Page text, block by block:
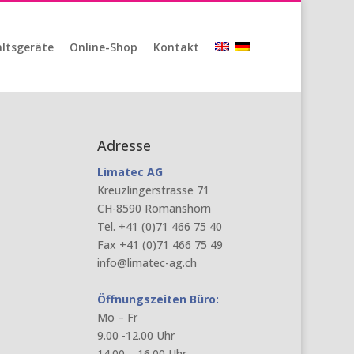
Online-Shop Kontakt
Adresse
Limatec AG
Kreuzlingerstrasse 71
CH-8590 Romanshorn
Tel. +41 (0)71 466 75 40
Fax +41 (0)71 466 75 49
info@limatec-ag.ch
Öffnungszeiten Büro:
Mo – Fr
9.00 -12.00 Uhr